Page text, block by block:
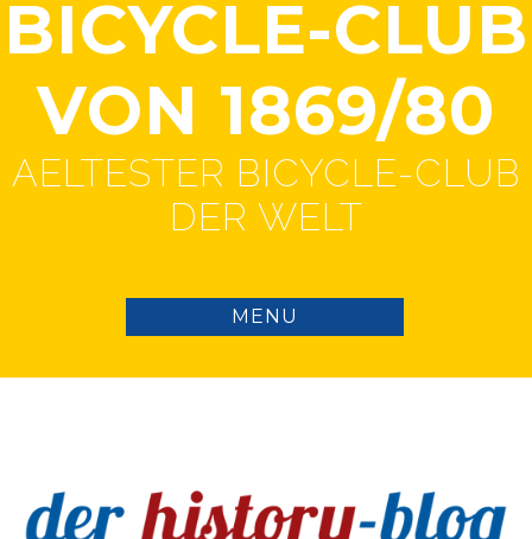
BICYCLE-CLUB
VON 1869/80
AELTESTER BICYCLE-CLUB
DER WELT